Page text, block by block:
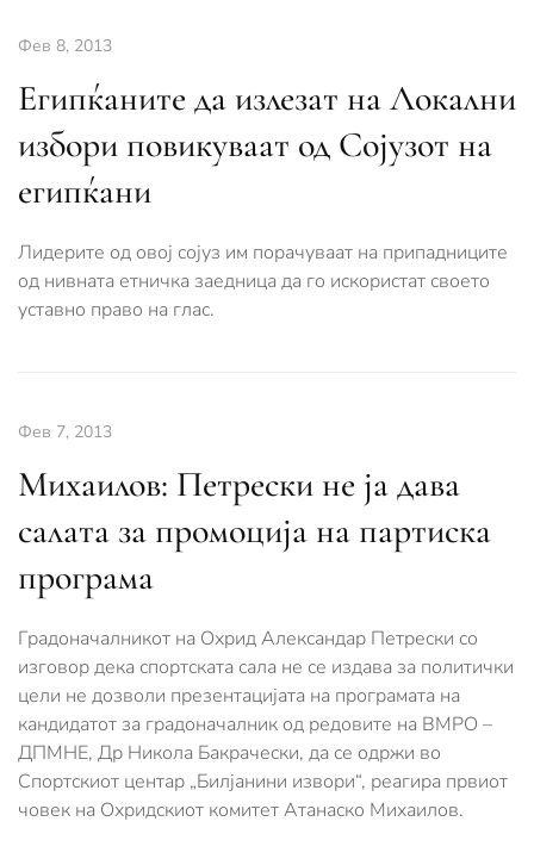
Фев 8, 2013
Египќаните да излезат на Локални
избори повикуваат од Сојузот на
египќани
Лидерите од овој сојуз им порачуваат на припадниците
од нивната етничка заедница да го искористат своето
уставно право на глас.
Фев 7, 2013
Михаилов: Петрески не ја дава
салата за промоција на партиска
програма
Градоначалникот на Охрид Александар Петрески со
изговор дека спортската сала не се издава за политички
цели не дозволи презентацијата на програмата на
кандидатот за градоначалник од редовите на ВМРО –
ДПМНЕ, Др Никола Бакрачески, да се одржи во
Спортскиот центар „Билјанини извори“, реагира првиот
човек на Охридскиот комитет Атанаско Михаилов.